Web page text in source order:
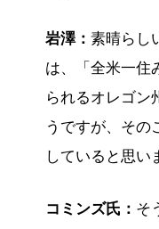
岩澤： 素晴らし
は、「全米一住
られるオレゴン
うですが、その
していると思い
コミンズ氏： そ